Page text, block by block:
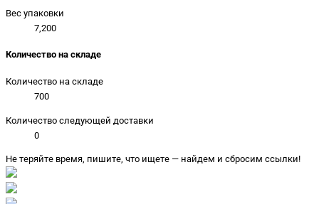
Вес упаковки
7,200
Количество на складе
Количество на складе
700
Количество следующей доставки
0
Не теряйте время, пишите, что ищете — найдем и сбросим ссылки!